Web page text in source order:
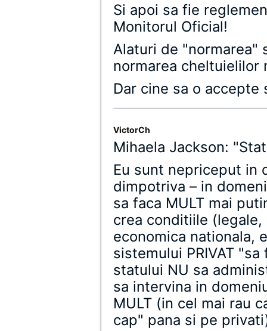
Si apoi sa fie
Monitorul Oficial!
Alaturi de "normarea"
normarea cheltuielilor
Dar cine sa o
VictorCh
Mihaela Jackson:
Eu sunt nepriceput in
dimpotriva – in
sa faca MULT mai
crea conditiile
economica nationala,
sistemului PRIVAT "sa
statului NU sa
sa intervina in
MULT (in cel mai rau
cap" pana si pe